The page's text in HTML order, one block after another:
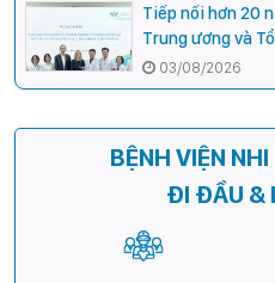
Tiếp nối hơn 20
Trung ương và
cường hợp tác,
cho trẻ em Việt
03/08/2026
BỆNH VIỆN
ĐI ĐẦU &